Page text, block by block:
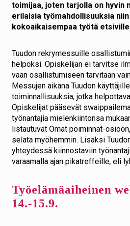
toimijaa, joten tarjolla on hyvin
erilaisia työmahdollisuuksia
kokoaikaisempaa työtä
Tuudon rekrymessuille
helpoksi. Opiskelijan ei tarvitse
vaan osallistumiseen tarvitaan
Messujen aikana Tuudon
toiminnallisuuksia, jotka
Opiskelijat pääsevät
työnantajia mielenkiintonsa
listautuvat Omat poiminnat-
selata myöhemmin. Lisäksi
yhteydessä kiinnostaviin
varaamalla ajan pikatreffeille, eli
Työelämäaiheinen
14.-15.9.